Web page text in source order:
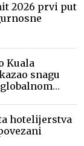
2026 prvi put
Kuala
snagu
hotelijerstva